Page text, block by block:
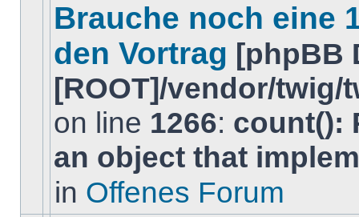
Thema.
gibt
keine
neuen
BeitrÃ¤ge
Brauche noch eine
den Vortrag [phpBB
[ROOT]/vendor/
on line 1266: count():
an object that
in Offenes Forum